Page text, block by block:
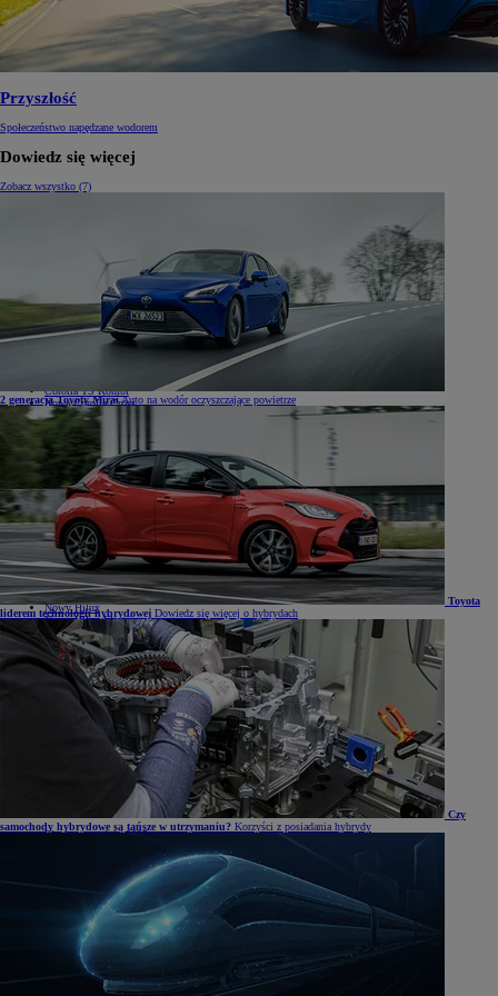
Przyszłość
Społeczeństwo napędzane wodorem
Dowiedz się więcej
Zobacz wszystko (7)
2 generacja Toyoty MiraiAuto na wodór oczyszczające powietrze
Toyota
liderem technologii hybrydowej Dowiedz się więcej o hybrydach
Czy
samochody hybrydowe są tańsze w utrzymaniu? Korzyści z posiadania hybrydy
Samochody osobowe
Nowe Aygo X
Yaris
GR Yaris
Yaris Cross
Nowy Yaris Cross
Corolla TS Kombi
Nowa Corolla Cross
Toyota C-HR
Toyota C-HR Plug-in
Nowa Toyota C-HR+
Nowa Toyota bZ4X
Nowa Toyota bZ4X Touring
Prius
Mirai
Nowy RAV4
Land Cruiser
Nowy GR GT
Samochody dostawcze
Hilux
Nowy Hilux
Nowy Hilux Electric
PROACE Max
PROACE
PROACE Verso
PROACE CITY
PROACE CITY Verso
Samochody używane
Umów się na jazdę testową
Zobacz wszystkie cenniki
Konfiguruj swoją Toyotę
Oferty specjalne i Finansowanie
Oferty specjalne i Finansowanie
Finał wyprzedaży 2025
Toyota Financial Services
Kredyt niższych rat Toyota Easy
Kredyt standardowy
Leasing standardowy
KINTO ONE